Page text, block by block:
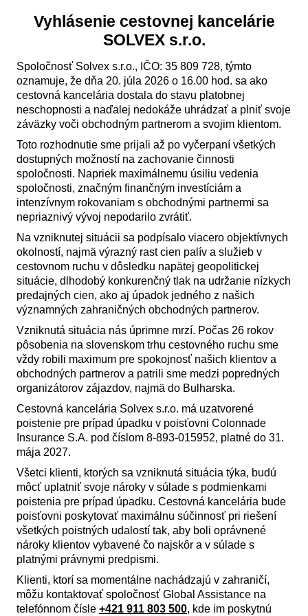
Vyhlásenie cestovnej kancelárie
SOLVEX s.r.o.
Spoločnosť Solvex s.r.o., IČO: 35 809 728, týmto
oznamuje, že dňa 20. júla 2026 o 16.00 hod. sa ako
cestovná kancelária dostala do stavu platobnej
neschopnosti a naďalej nedokáže uhrádzať a plniť svoje
záväzky voči obchodným partnerom a svojim klientom.
Toto rozhodnutie sme prijali až po vyčerpaní všetkých
dostupných možností na zachovanie činnosti
spoločnosti. Napriek maximálnemu úsiliu vedenia
spoločnosti, značným finančným investíciám a
intenzívnym rokovaniam s obchodnými partnermi sa
nepriaznivý vývoj nepodarilo zvrátiť.
Na vzniknutej situácii sa podpísalo viacero objektívnych
okolností, najmä výrazný rast cien palív a služieb v
cestovnom ruchu v dôsledku napätej geopolitickej
situácie, dlhodobý konkurenčný tlak na udržanie nízkych
predajných cien, ako aj úpadok jedného z našich
významných zahraničných obchodných partnerov.
Vzniknutá situácia nás úprimne mrzí. Počas 26 rokov
pôsobenia na slovenskom trhu cestovného ruchu sme
vždy robili maximum pre spokojnosť našich klientov a
obchodných partnerov a patrili sme medzi popredných
organizátorov zájazdov, najmä do Bulharska.
Cestovná kancelária Solvex s.r.o. má uzatvorené
poistenie pre prípad úpadku v poisťovni Colonnade
Insurance S.A. pod číslom 8-893-015952, platné do 31.
mája 2027.
Všetci klienti, ktorých sa vzniknutá situácia týka, budú
môcť uplatniť svoje nároky v súlade s podmienkami
poistenia pre prípad úpadku. Cestovná kancelária bude
poisťovni poskytovať maximálnu súčinnosť pri riešení
všetkých poistných udalostí tak, aby boli oprávnené
nároky klientov vybavené čo najskôr a v súlade s
platnými právnymi predpismi.
Klienti, ktorí sa momentálne nachádzajú v zahraničí,
môžu kontaktovať spoločnosť Global Assistance na
telefónnom čísle +421 911 803 500, kde im poskytnú